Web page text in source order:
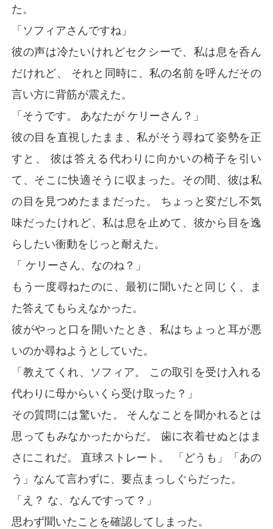
た。
「ソフィアさんですね」
彼の声は冷たいけれどセクシーで、私は息を呑ん
だけれど、 それと同時に、私の名前を呼んだその
言い方に背筋が震えた。
「そうです。 あなたが ケリーさん？」
彼の目を直視したまま、私がそう尋ねて姿勢を正
すと、 彼は答える代わりに向かいの椅子を引い
て、そこに快適そうに収まった。その間、彼は私
の目を見つめたままだった。 ちょっと変だし不気
味だったけれど、私は息を止めて、彼から目を逸
らしたい衝動をじっと耐えた。
「 ケリーさん、なのね？」
もう一度尋ねたのに、最初に聞いたと同じく、ま
た答えてもらえなかった。
彼がやっと口を開いたとき、私はちょっと耳が悪
いのか尋ねようとしていた。
「教えてくれ、ソフィア。 この取引を受け入れる
代わりに母からいくら受け取った？」
その質問には驚いた。 そんなことを聞かれるとは
思ってもみなかったからだ。 歯に衣着せぬとはま
さにこれだ。 直球ストレート。 「どうも」「あの
う」なんて言わずに、要点まっしぐらだった。
「え？ な、なんですって？」
思わず聞いたことを確認してしまった。